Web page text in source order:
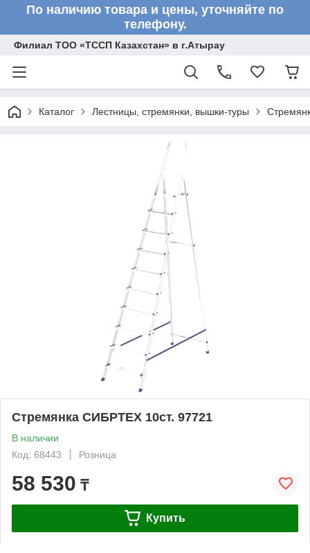
По наличию товара и цены, уточняйте по
телефону.
Филиал ТОО «ТССП Казахстан» в г.Атырау
Каталог Лестницы, стремянки, вышки-туры
Стремянка СИБРТЕХ 10ст. 97721
В наличии
Код: 68443
Розница
58 530 ₸
Купить